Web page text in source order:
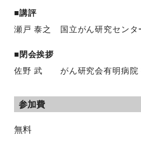
■講評
瀬戸 泰之 国立がん研究センタ
■閉会挨拶
佐野 武 がん研究会有明病院
参加費
無料